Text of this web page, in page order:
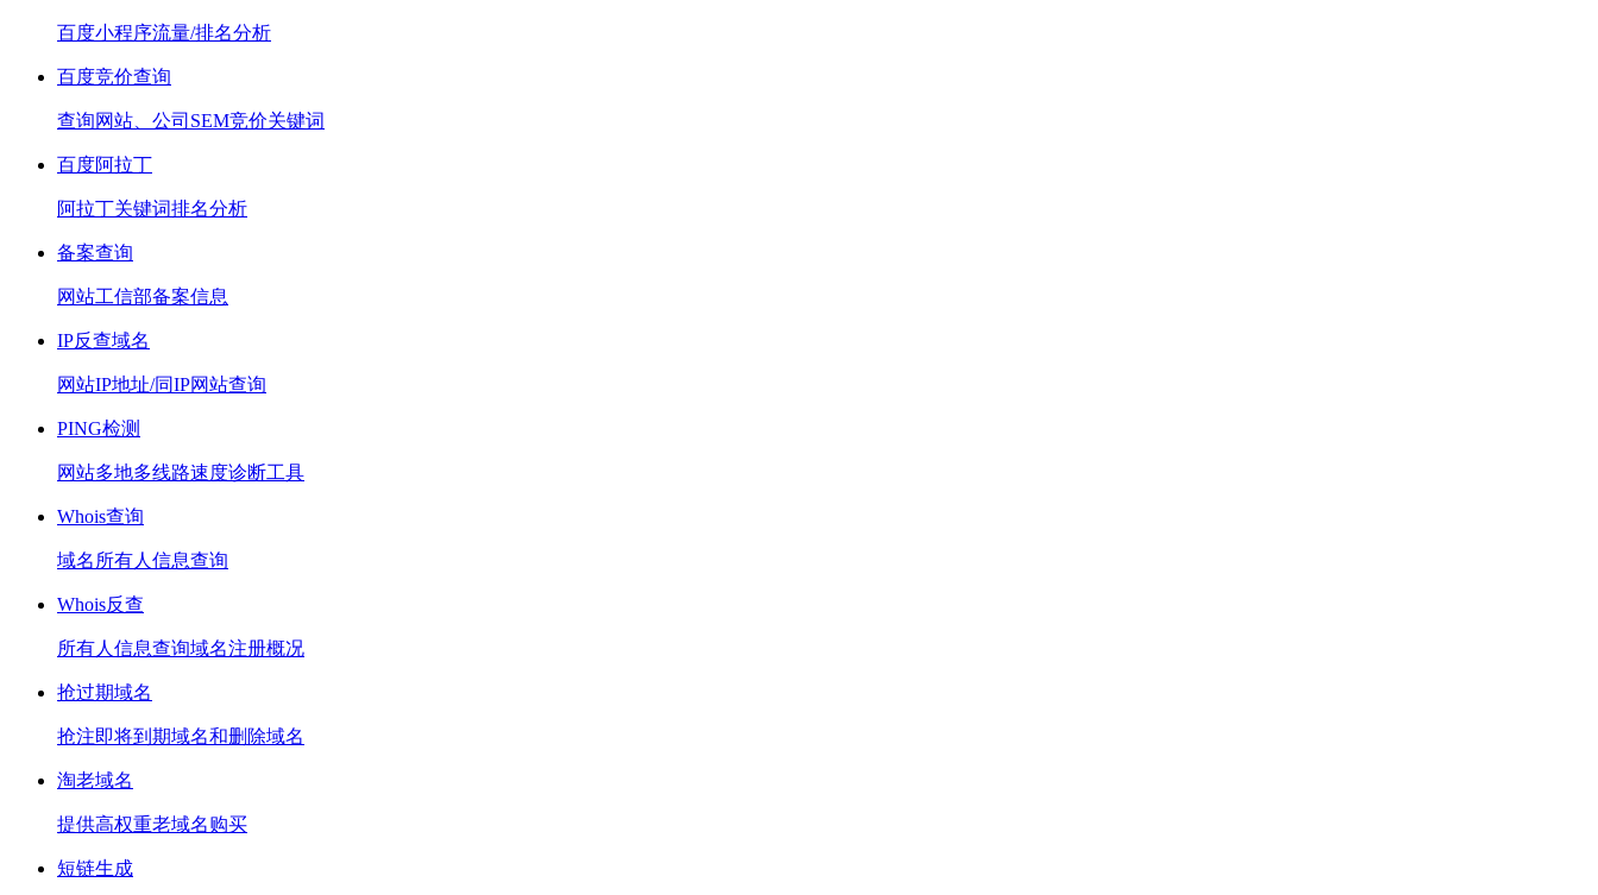
百度小程序流量/排名分析
百度竞价查询
查询网站、公司SEM竞价关键词
百度阿拉丁
阿拉丁关键词排名分析
备案查询
网站工信部备案信息
IP反查域名
网站IP地址/同IP网站查询
PING检测
网站多地多线路速度诊断工具
Whois查询
域名所有人信息查询
Whois反查
所有人信息查询域名注册概况
抢过期域名
抢注即将到期域名和删除域名
淘老域名
提供高权重老域名购买
短链生成